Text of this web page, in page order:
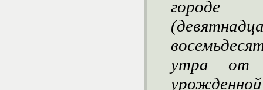
городе
утра от